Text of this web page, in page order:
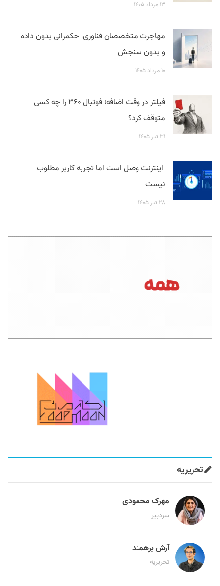
۱۳ مرداد ۱۴۰۵
مهاجرت متخصصان فناوری، حکمرانی بدون داده
و بدون سنجش
۱۰ مرداد ۱۴۰۵
فیلتر در وقت اضافه؛ فوتبال ۳۶۰ را چه کسی
متوقف کرد؟
۳۱ تیر ۱۴۰۵
اینترنت وصل است اما تجربه کاربر مطلوب
نیست
۲۸ تیر ۱۴۰۵
تحریریه
مهرک محمودی
سردبیر
آرش برهمند
تحریریه